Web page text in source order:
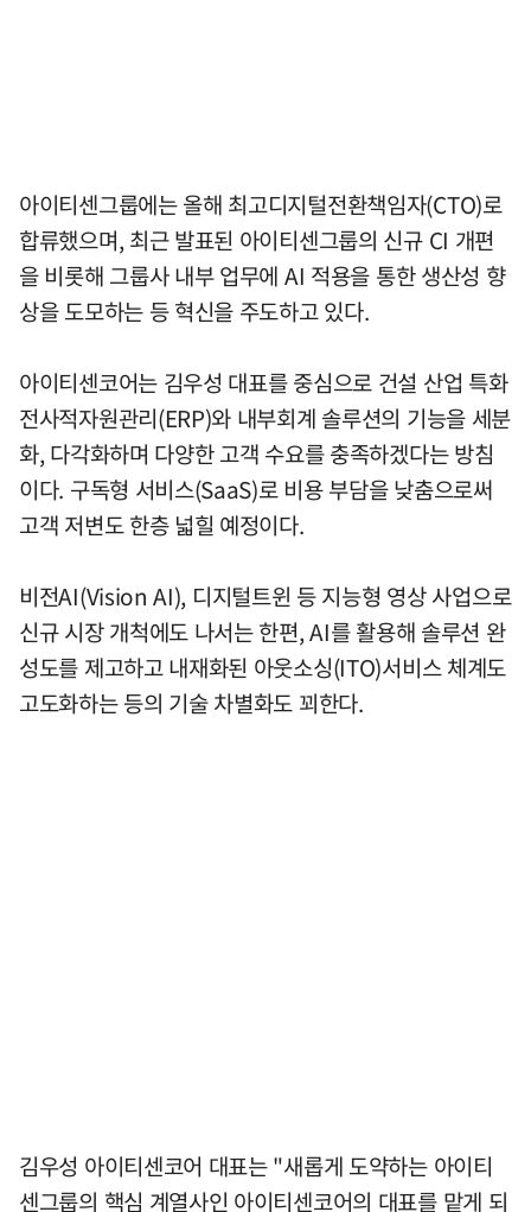
아이티센그룹에는 올해 최고디지털전환책임자(CTO)로
합류했으며, 최근 발표된 아이티센그룹의 신규 CI 개편
을 비롯해 그룹사 내부 업무에 AI 적용을 통한 생산성 향
상을 도모하는 등 혁신을 주도하고 있다.
아이티센코어는 김우성 대표를 중심으로 건설 산업 특화
전사적자원관리(ERP)와 내부회계 솔루션의 기능을 세분
화, 다각화하며 다양한 고객 수요를 충족하겠다는 방침
이다. 구독형 서비스(SaaS)로 비용 부담을 낮춤으로써
고객 저변도 한층 넓힐 예정이다.
비전AI(Vision AI), 디지털트윈 등 지능형 영상 사업으로
신규 시장 개척에도 나서는 한편, AI를 활용해 솔루션 완
성도를 제고하고 내재화된 아웃소싱(ITO)서비스 체계도
고도화하는 등의 기술 차별화도 꾀한다.
김우성 아이티센코어 대표는 "새롭게 도약하는 아이티
센그룹의 핵심 계열사인 아이티센코어의 대표를 맡게 되